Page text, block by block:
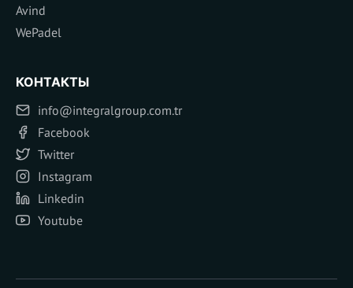
Avind
WePadel
КОНТАКТЫ
info@integralgroup.com.tr
Facebook
Twitter
Instagram
Linkedin
Youtube